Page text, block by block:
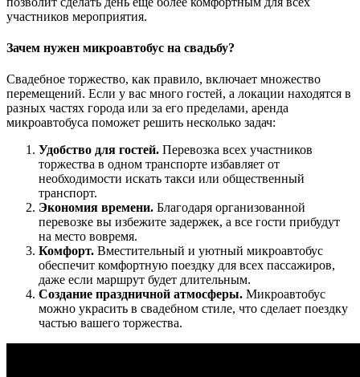
участников мероприятия.
Зачем нужен микроавтобус на свадьбу?
Свадебное торжество, как правило, включает множество
перемещений. Если у вас много гостей, а локации находятся в
разных частях города или за его пределами, аренда
микроавтобуса поможет решить несколько задач:
Удобство для гостей. Перевозка всех участников
торжества в одном транспорте избавляет от
необходимости искать такси или общественный
транспорт.
Экономия времени. Благодаря организованной
перевозке вы избежите задержек, а все гости прибудут
на место вовремя.
Комфорт. Вместительный и уютный микроавтобус
обеспечит комфортную поездку для всех пассажиров,
даже если маршрут будет длительным.
Создание праздничной атмосферы. Микроавтобус
можно украсить в свадебном стиле, что сделает поездку
частью вашего торжества.